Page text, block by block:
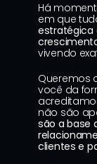
Há
em que
estratégica
vivendo
Queremos
você da
são a base
clientes e